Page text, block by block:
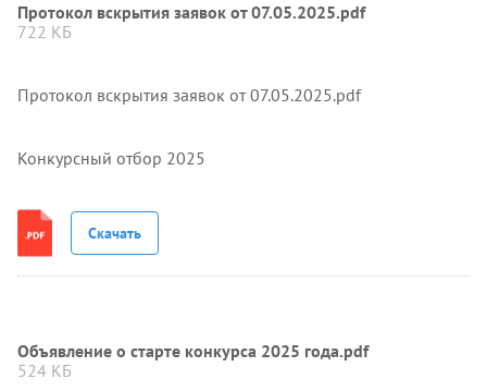
Протокол вскрытия заявок от 07.05.2025.pdf
722 КБ
Протокол вскрытия заявок от 07.05.2025.pdf
Конкурсный отбор 2025
Скачать
Объявление о старте конкурса 2025 года.pdf
524 КБ